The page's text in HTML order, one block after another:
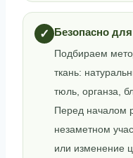
✓ Безопасно
Подбираем
ткань:
тюль, органза,
Перед началом
незаметном
или изменение